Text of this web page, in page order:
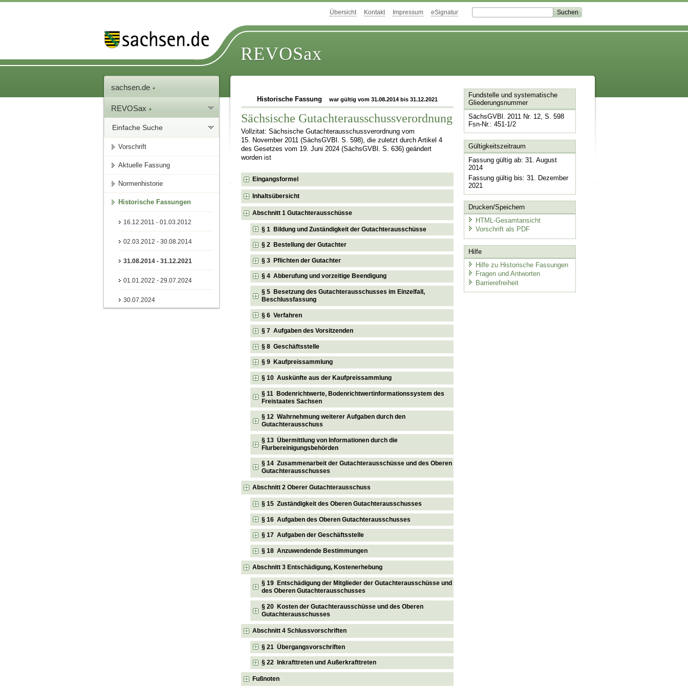
Übersicht Kontakt Impressum eSignatur
REVOSax
sachsen.de
REVOSax
Einfache Suche
Vorschrift
Aktuelle Fassung
Normenhistorie
Historische Fassungen
16.12.2011 - 01.03.2012
02.03.2012 - 30.08.2014
31.08.2014 - 31.12.2021
01.01.2022 - 29.07.2024
30.07.2024
Historische Fassung war gültig vom 31.08.2014 bis 31.12.2021
Sächsische Gutachterausschussverordnung
Vollzitat: Sächsische Gutachterausschussverordnung vom
15. November 2011 (SächsGVBl. S. 598), die zuletzt durch Artikel 4
des Gesetzes vom 19. Juni 2024 (SächsGVBl. S. 636) geändert
worden ist
Eingangsformel
Inhaltsübersicht
Abschnitt 1 Gutachterausschüsse
§ 1 Bildung und Zuständigkeit der Gutachterausschüsse
§ 2 Bestellung der Gutachter
§ 3 Pflichten der Gutachter
§ 4 Abberufung und vorzeitige Beendigung
§ 5 Besetzung des Gutachterausschusses im Einzelfall,
Beschlussfassung
§ 6 Verfahren
§ 7 Aufgaben des Vorsitzenden
§ 8 Geschäftsstelle
§ 9 Kaufpreissammlung
§ 10 Auskünfte aus der Kaufpreissammlung
§ 11 Bodenrichtwerte, Bodenrichtwertinformationssystem des
Freistaates Sachsen
§ 12 Wahrnehmung weiterer Aufgaben durch den
Gutachterausschuss
§ 13 Übermittlung von Informationen durch die
Flurbereinigungsbehörden
§ 14 Zusammenarbeit der Gutachterausschüsse und des Oberen
Gutachterausschusses
Abschnitt 2 Oberer Gutachterausschuss
§ 15 Zuständigkeit des Oberen Gutachterausschusses
§ 16 Aufgaben des Oberen Gutachterausschusses
§ 17 Aufgaben der Geschäftsstelle
§ 18 Anzuwendende Bestimmungen
Abschnitt 3 Entschädigung, Kostenerhebung
§ 19 Entschädigung der Mitglieder der Gutachterausschüsse und
des Oberen Gutachterausschusses
§ 20 Kosten der Gutachterausschüsse und des Oberen
Gutachterausschusses
Abschnitt 4 Schlussvorschriften
§ 21 Übergangsvorschriften
§ 22 Inkrafttreten und Außerkrafttreten
Fußnoten
Fundstelle und systematische
Gliederungsnummer
SächsGVBl. 2011 Nr. 12, S. 598
Fsn-Nr.: 451-1/2
Gültigkeitszeitraum
Fassung gültig ab: 31. August
2014
Fassung gültig bis: 31. Dezember
2021
Drucken/Speichern
HTML-Gesamtansicht
Vorschrift als PDF
Hilfe
Hilfe zu Historische Fassungen
Fragen und Antworten
Barrierefreiheit